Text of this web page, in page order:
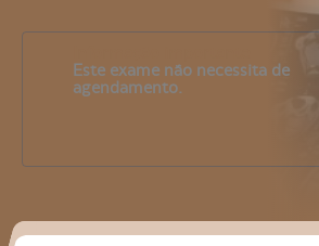
Este exame não necessita de
agendamento.